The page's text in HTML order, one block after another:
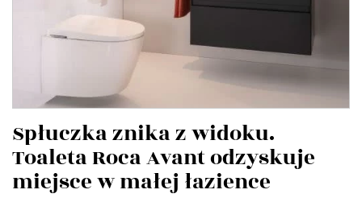
Spłuczka znika z widoku.
Toaleta Roca Avant odzyskuje
miejsce w małej łazience